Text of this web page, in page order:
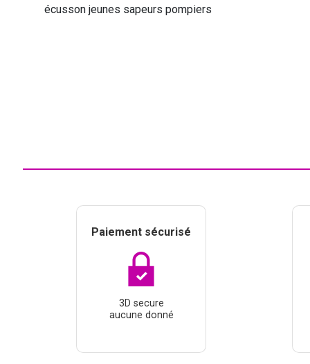
écusson jeunes sapeurs pompiers
Paiement sécurisé
3D secure
aucune donné